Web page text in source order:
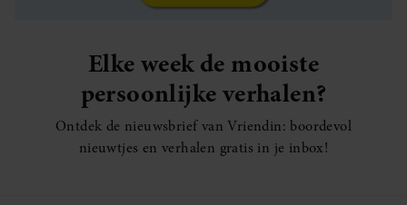
Elke week de mooiste
persoonlijke verhalen?
Ontdek de nieuwsbrief van Vriendin: boordevol
nieuwtjes en verhalen gratis in je inbox!